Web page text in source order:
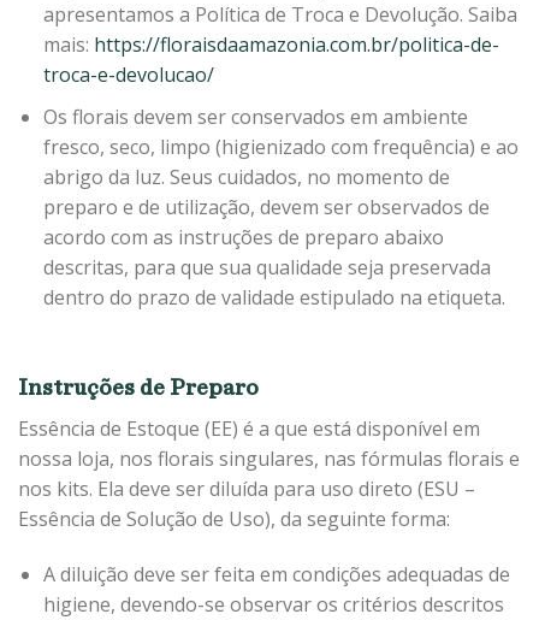
apresentamos a Política de Troca e Devolução. Saiba
mais: https://floraisdaamazonia.com.br/politica-de-
troca-e-devolucao/
Os florais devem ser conservados em ambiente
fresco, seco, limpo (higienizado com frequência) e ao
abrigo da luz. Seus cuidados, no momento de
preparo e de utilização, devem ser observados de
acordo com as instruções de preparo abaixo
descritas, para que sua qualidade seja preservada
dentro do prazo de validade estipulado na etiqueta.
Instruções de Preparo
Essência de Estoque (EE) é a que está disponível em
nossa loja, nos florais singulares, nas fórmulas florais e
nos kits. Ela deve ser diluída para uso direto (ESU –
Essência de Solução de Uso), da seguinte forma:
A diluição deve ser feita em condições adequadas de
higiene, devendo-se observar os critérios descritos